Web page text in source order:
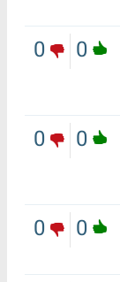
0
0
0
0
0
0